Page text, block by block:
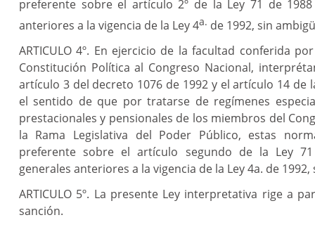
preferente sobre el artículo 2º de la Ley 71 de
anteriores a la vigencia de la Ley 4a. de 1992, sin
ARTICULO 4º. En ejercicio de la facultad conferida
Constitución Política al Congreso Nacional,
artículo 3 del decreto 1076 de 1992 y el artículo 14 de
el sentido de que por tratarse de regímenes
prestacionales y pensionales de los miembros del
la Rama Legislativa del Poder Público, estas
preferente sobre el artículo segundo de la Ley
generales anteriores a la vigencia de la Ley 4a. de
ARTICULO 5º. La presente Ley interpretativa rige a
sanción.